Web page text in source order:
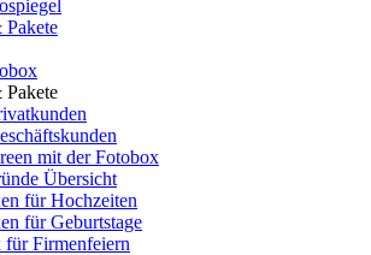
Pakete
Pakete
mit der Fotobox
Übersicht
für Hochzeiten
für Geburtstage
für Firmenfeiern